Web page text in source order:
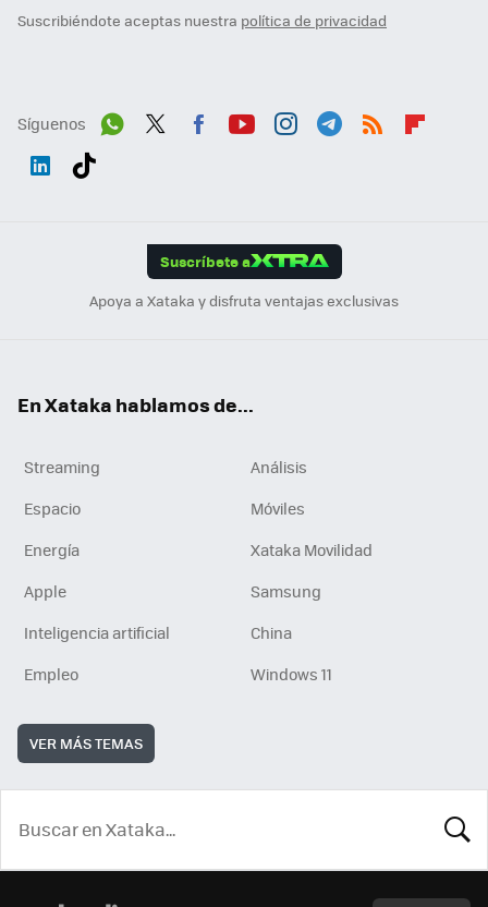
Suscribiéndote aceptas nuestra política de privacidad
Síguenos
Suscríbete a
Apoya a Xataka y disfruta ventajas exclusivas
En Xataka hablamos de...
Streaming
Análisis
Espacio
Móviles
Energía
Xataka Movilidad
Apple
Samsung
Inteligencia artificial
China
Empleo
Windows 11
VER MÁS TEMAS